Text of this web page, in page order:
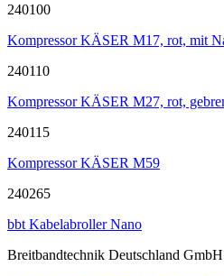
240100
Kompressor KÄSER M17, rot, mit
240110
Kompressor KÄSER M27, rot,
240115
Kompressor KÄSER M59
240265
bbt Kabelabroller Nano
Breitbandtechnik Deutschland GmbH